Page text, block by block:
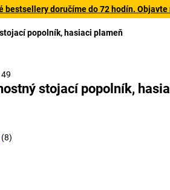
bestsellery doručíme do 72 hodín.
popolník, hasiaci plameň
stojací popolník,
(8)